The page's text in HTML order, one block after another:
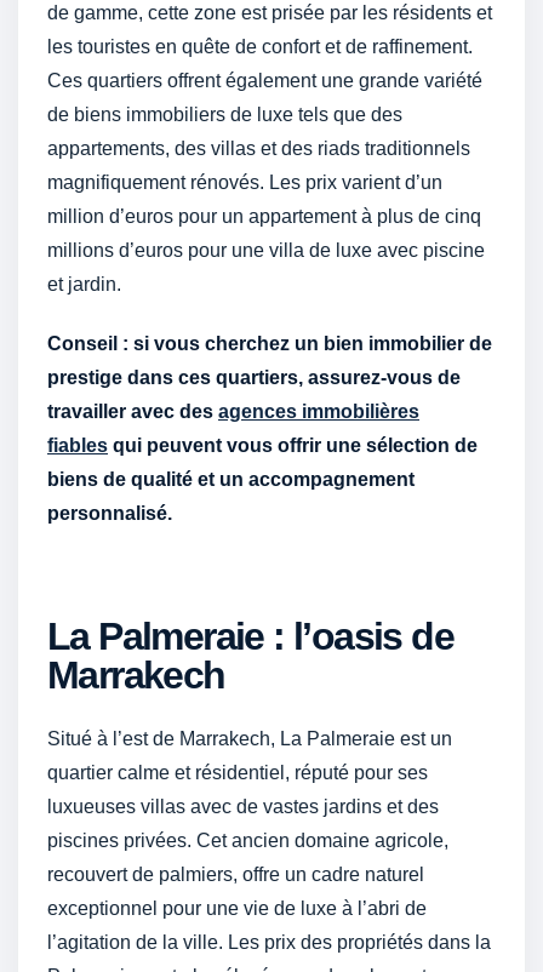
de gamme, cette zone est prisée par les résidents et
les touristes en quête de confort et de raffinement.
Ces quartiers offrent également une grande variété
de biens immobiliers de luxe tels que des
appartements, des villas et des riads traditionnels
magnifiquement rénovés. Les prix varient d’un
million d’euros pour un appartement à plus de cinq
millions d’euros pour une villa de luxe avec piscine
et jardin.
Conseil : si vous cherchez un bien immobilier de
prestige dans ces quartiers, assurez-vous de
travailler avec des agences immobilières
fiables qui peuvent vous offrir une sélection de
biens de qualité et un accompagnement
personnalisé.
La Palmeraie : l’oasis de
Marrakech
Situé à l’est de Marrakech, La Palmeraie est un
quartier calme et résidentiel, réputé pour ses
luxueuses villas avec de vastes jardins et des
piscines privées. Cet ancien domaine agricole,
recouvert de palmiers, offre un cadre naturel
exceptionnel pour une vie de luxe à l’abri de
l’agitation de la ville. Les prix des propriétés dans la